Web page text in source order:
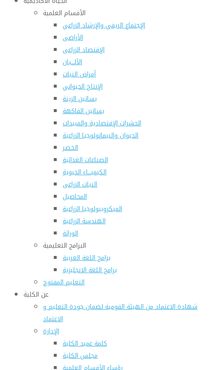
الأقسام العلمية
الإجتماع الريفي والإرشاد الزراعي
الأراضى
الإقتصاد الزراعى
الألـــبان
أمراض النبات
الإنتاج الحيواني
بساتين الزينة
بساتين الفاكهة
الحشرات الإقتصادية والمبيدات
الحيوان والنيماتولوجيا الزراعية
الخضر
الصناعات الغذائية
الكيميـــاء الحيوية
النبات الزراعى
المحاصيل
الميكروبيولوجيا الزراعية
الهندسة الزراعية
الوراثة
البرامج التعليمية
برامج اللغة العربية
برامج اللغة الانجليزية
التعليم المفتوح
عن الكلية
شهادة الاعتماد من الهيئة القومية لضمان جودة التعليم و
الاعتماد
الإدارة
كلمة عميد الكلية
مجلس الكلية